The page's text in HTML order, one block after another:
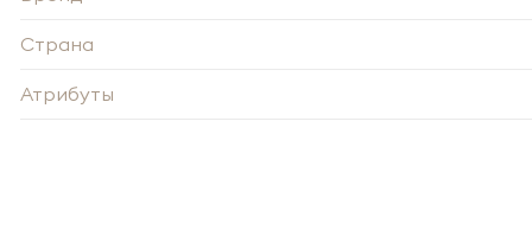
Страна
Атрибуты